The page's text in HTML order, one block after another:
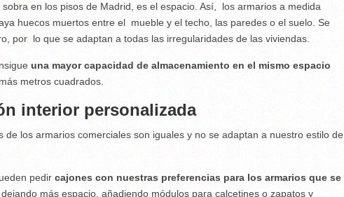
en los pisos de Madrid, es el espacio. Así, los armarios a medida
huecos muertos entre el mueble y el techo, las paredes o el suelo. Se
por lo que se adaptan a todas las irregularidades de las viviendas.
una mayor capacidad de almacenamiento en el mismo espacio
metros cuadrados.
interior personalizada
de los armarios comerciales son iguales y no se adaptan a nuestro estilo de
pedir cajones con nuestras preferencias para los armarios que se
dejando más espacio, añadiendo módulos para calcetines o zapatos y